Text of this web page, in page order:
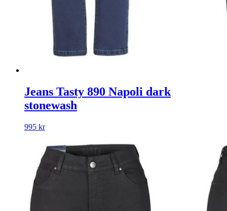
Jeans Tasty 890 Napoli dark
stonewash
995 kr